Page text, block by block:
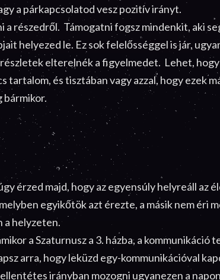
a párkapcsolatod vesz pozitív irányt.
részedről. Támogatni fogsz mindenkit, aki
helyezed le. Ez sok felelősséggel is jár,
elterelnék a figyelmedet. Lehet,
és tisztában vagy azzal, hogy ezek
bármikor.
érzed majd, hogy az egyensúly helyreáll az
egyikőtök azt érezte, a másik nem éri
a helyzeten.
a Szaturnusz a 3. házba, a
arra, hogy leküzd egy-kommunikációval
irányban mozogni ugyanezen a